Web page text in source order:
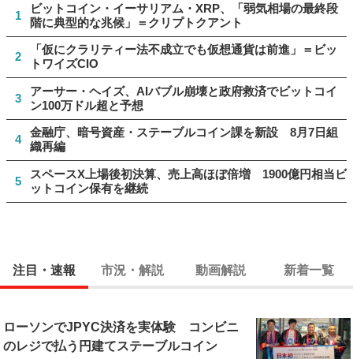
1
ビットコイン・イーサリアム・XRP、「弱気相場の最終段
階に典型的な兆候」＝クリプトクアント
2
「仮にクラリティー法不成立でも仮想通貨は前進」＝ビッ
トワイズCIO
3
アーサー・ヘイズ、AIバブル崩壊と政府救済でビットコイ
ン100万ドル超と予想
4
金融庁、暗号資産・ステーブルコイン課を新設 8月7日組
織再編
5
スペースX上場後初決算、売上高ほぼ倍増 1900億円相当ビ
ットコイン保有を継続
注目・速報 市況・解説 動画解説 新着一覧
ローソンでJPYC決済を実体験 コンビニ
のレジで払う円建てステーブルコイン